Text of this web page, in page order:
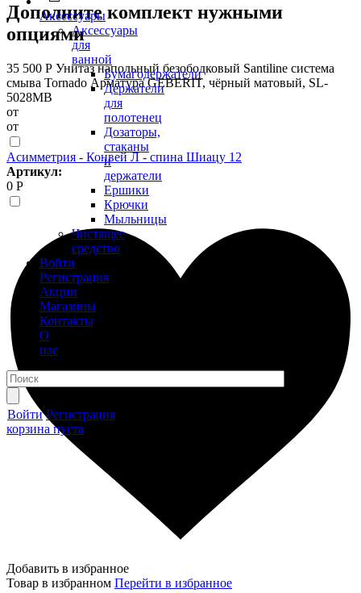
Аксессуары
Аксессуары
для
ванной
Бумагодержатели
Держатели
для
полотенец
Дозаторы,
стаканы
и
держатели
Ершики
Крючки
Мыльницы
Чистящее
средство
Войти
Регистрация
Акции
Магазины
Контакты
О
нас
Войти Регистрация
корзина пуста
Дополните комплект нужными
опциями
35 500 Р Унитаз напольный безободковый Santiline система
смыва Tornado Арматура GEBERIT, чёрный матовый, SL-
5028MB
от
от
Асимметрия - Конвей Л - спина Шиацу 12
Артикул:
0 Р
Добавить в избранное
Товар в избранном Перейти в избранное